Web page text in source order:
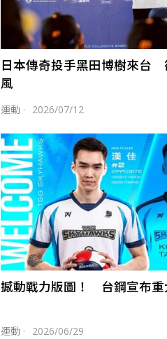
日本傳奇投手黑田博樹來台
風
運動 · 2026/07/12
撼動戰力版圖！ 台鋼宣布重
運動 · 2026/06/29